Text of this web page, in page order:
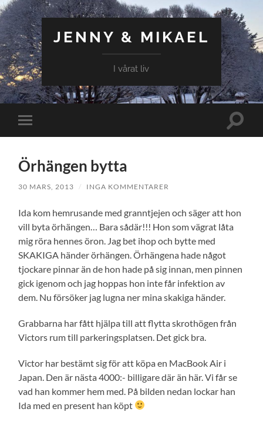
JENNY & MIKAEL
I vårat liv
Slå
på/av
Slå
Örhängen bytta
30 MARS, 2013 / INGA KOMMENTARER
Ida kom hemrusande med granntjejen och säger att hon
vill byta örhängen… Bara sådär!!! Hon som vägrat låta
mig röra hennes öron. Jag bet ihop och bytte med
SKAKIGA händer örhängen. Örhängena hade något
tjockare pinnar än de hon hade på sig innan, men pinnen
gick igenom och jag hoppas hon inte får infektion av
dem. Nu försöker jag lugna ner mina skakiga händer.
Grabbarna har fått hjälpa till att flytta skrothögen från
Victors rum till parkeringsplatsen. Det gick bra.
Victor har bestämt sig för att köpa en MacBook Air i
Japan. Den är nästa 4000:- billigare där än här. Vi får se
vad han kommer hem med. På bilden nedan lockar han
Ida med en present han köpt